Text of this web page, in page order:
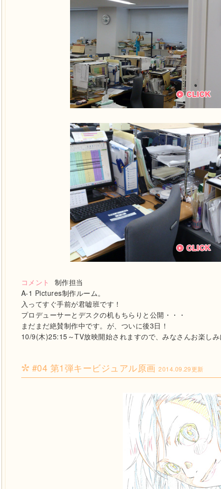
コメント
制作担当
A-1 Pictures制作ルーム。
入ってすぐ手前が君嘘班です！
プロデューサーとデスクの机もちらりと公開・・・
まだまだ絶賛制作中です。が、ついに後3日！
10/9(木)25:15～TV放映開始されますので、みなさんお楽し
#04 第1弾キービジュアル原画2014.09.29更新